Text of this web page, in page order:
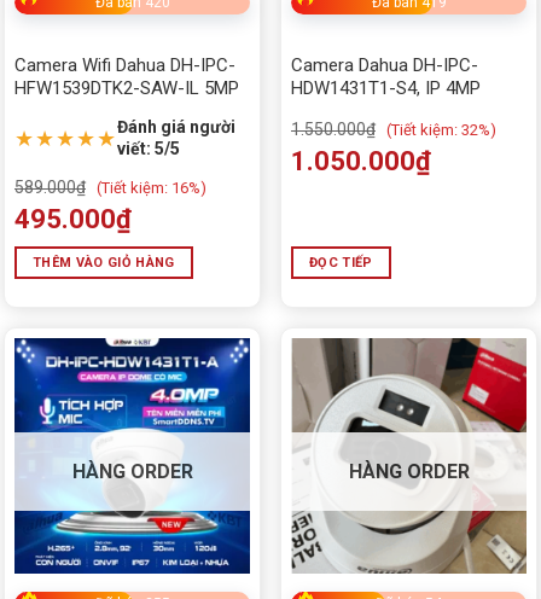
Camera Wifi Dahua DH-IPC-
HFW1539DTK2-SAW-IL 5MP
★★★★★Đánh giá người
viết: 5/5
589.000₫ (Tiết kiệm: 16%)
495.000₫
THÊM VÀO GIỎ HÀNG
Camera Dahua DH-IPC-
HDW1431T1-S4, IP 4MP
1.550.000₫ (Tiết kiệm: 32%)
1.050.000₫
ĐỌC TIẾP
HÀNG ORDER HÀNG ORDER